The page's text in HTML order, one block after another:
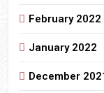
February 2022
January 2022
December